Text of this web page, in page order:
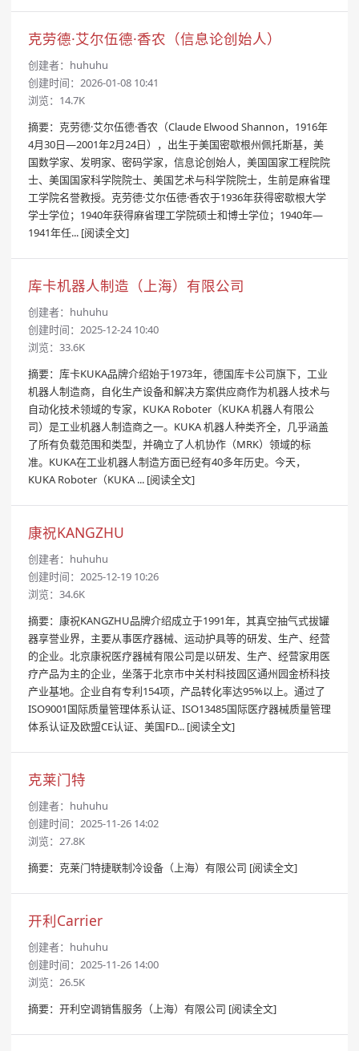
克劳德·艾尔伍德·香农（信息论创始人）
创建者： huhuhu
创建时间：2026-01-08 10:41
浏览：14.7K
摘要：克劳德·艾尔伍德·香农（Claude Elwood Shannon，1916年
4月30日—2001年2月24日），出生于美国密歇根州佩托斯基，美
国数学家、发明家、密码学家，信息论创始人，美国国家工程院院
士、美国国家科学院院士、美国艺术与科学院院士，生前是麻省理
工学院名誉教授。克劳德·艾尔伍德·香农于1936年获得密歇根大学
学士学位；1940年获得麻省理工学院硕士和博士学位；1940年—
1941年任... [阅读全文]
库卡机器人制造（上海）有限公司
创建者： huhuhu
创建时间：2025-12-24 10:40
浏览：33.6K
摘要：库卡KUKA品牌介绍始于1973年，德国库卡公司旗下，工业
机器人制造商，自化生产设备和解决方案供应商作为机器人技术与
自动化技术领域的专家，KUKA Roboter（KUKA 机器人有限公
司）是工业机器人制造商之一。KUKA 机器人种类齐全，几乎涵盖
了所有负载范围和类型，并确立了人机协作（MRK）领域的标
准。KUKA在工业机器人制造方面已经有40多年历史。今天，
KUKA Roboter（KUKA ... [阅读全文]
康祝KANGZHU
创建者： huhuhu
创建时间：2025-12-19 10:26
浏览：34.6K
摘要：康祝KANGZHU品牌介绍成立于1991年，其真空抽气式拔罐
器享誉业界，主要从事医疗器械、运动护具等的研发、生产、经营
的企业。北京康祝医疗器械有限公司是以研发、生产、经营家用医
疗产品为主的企业，坐落于北京市中关村科技园区通州园金桥科技
产业基地。企业自有专利154项，产品转化率达95%以上。通过了
ISO9001国际质量管理体系认证、ISO13485国际医疗器械质量管理
体系认证及欧盟CE认证、美国FD... [阅读全文]
克莱门特
创建者： huhuhu
创建时间：2025-11-26 14:02
浏览：27.8K
摘要：克莱门特捷联制冷设备（上海）有限公司 [阅读全文]
开利Carrier
创建者： huhuhu
创建时间：2025-11-26 14:00
浏览：26.5K
摘要：开利空调销售服务（上海）有限公司 [阅读全文]